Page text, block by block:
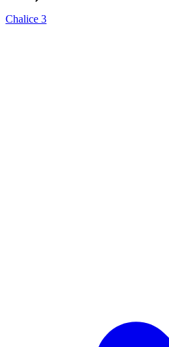
Chalice 3